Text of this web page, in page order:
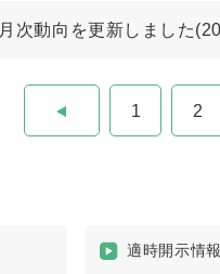
月次動向を更新しました
1 2
適時開示情報